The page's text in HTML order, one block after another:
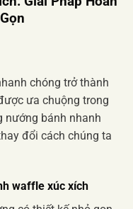
chóng trở thành
ưa chuộng trong
nướng bánh nhanh
đổi cách chúng ta
waffle xúc xích